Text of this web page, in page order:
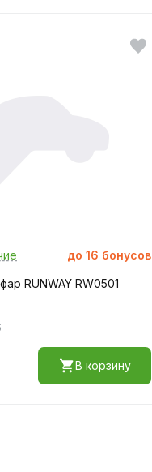
до 16 бонусов
RUNWAY RW0501
В корзину